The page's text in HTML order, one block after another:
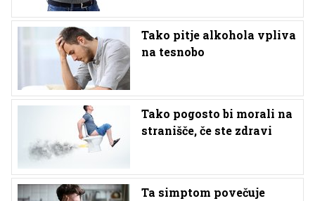
Tako pitje alkohola vpliva
na tesnobo
Tako pogosto bi morali na
stranišče, če ste zdravi
Ta simptom povečuje